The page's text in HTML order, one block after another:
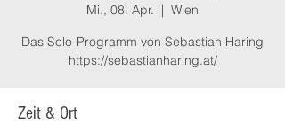
Mi., 08. Apr.
  |
Wien
Das Solo-Programm von Sebastian Haring
https://sebastianharing.at/
Zeit & Ort